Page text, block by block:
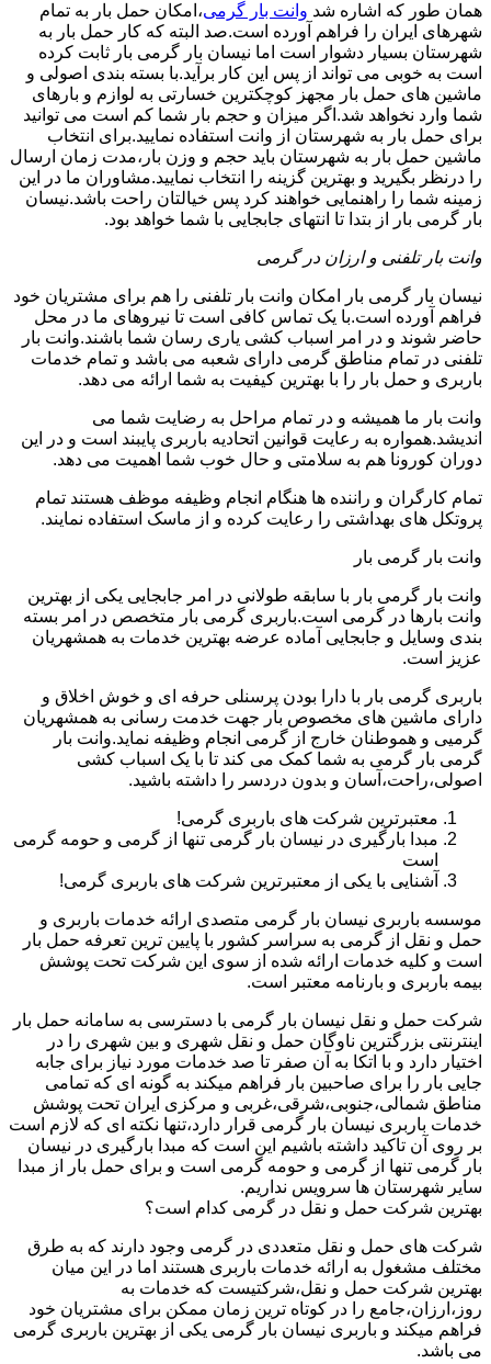
همان طور که اشاره شد وانت بار گرمی،امکان حمل بار به تمام
شهرهای ایران را فراهم آورده است.صد البته که کار حمل بار به
شهرستان بسیار دشوار است اما نیسان بار گرمی بار ثابت کرده
است به خوبی می تواند از پس این کار برآید.با بسته بندی اصولی و
ماشین های حمل بار مجهز کوچکترین خسارتی به لوازم و بارهای
شما وارد نخواهد شد.اگر میزان و حجم بار شما کم است می توانید
برای حمل بار به شهرستان از وانت استفاده نمایید.برای انتخاب
ماشین حمل بار به شهرستان باید حجم و وزن بار،مدت زمان ارسال
را درنظر بگیرید و بهترین گزینه را انتخاب نمایید.مشاوران ما در این
زمینه شما را راهنمایی خواهند کرد پس خیالتان راحت باشد.نیسان
بار گرمی بار از بتدا تا انتهای جابجایی با شما خواهد بود.
وانت بار تلفنی و ارزان در گرمی
نیسان بار گرمی بار امکان وانت بار تلفنی را هم برای مشتریان خود
فراهم آورده است.با یک تماس کافی است تا نیروهای ما در محل
حاضر شوند و در امر اسباب کشی یاری رسان شما باشند.وانت بار
تلفنی در تمام مناطق گرمی دارای شعبه می باشد و تمام خدمات
باربری و حمل بار را با بهترین کیفیت به شما ارائه می دهد.
وانت بار ما همیشه و در تمام مراحل به رضایت شما می
اندیشد.همواره به رعایت قوانین اتحادیه باربری پایبند است و در این
دوران کورونا هم به سلامتی و حال خوب شما اهمیت می دهد.
تمام کارگران و راننده ها هنگام انجام وظیفه موظف هستند تمام
پروتکل های بهداشتی را رعایت کرده و از ماسک استفاده نمایند.
وانت بار گرمی بار
وانت بار گرمی بار با سابقه طولانی در امر جابجایی یکی از بهترین
وانت بارها در گرمی است.باربری گرمی بار متخصص در امر بسته
بندی وسایل و جابجایی آماده عرضه بهترین خدمات به همشهریان
عزیز است.
باربری گرمی بار با دارا بودن پرسنلی حرفه ای و خوش اخلاق و
دارای ماشین های مخصوص بار جهت خدمت رسانی به همشهریان
گرمیی و هموطنان خارج از گرمی انجام وظیفه نماید.وانت بار
گرمی بار گرمی به شما کمک می کند تا با یک اسباب کشی
اصولی،راحت،آسان و بدون دردسر را داشته باشید.
معتبرترین شرکت های باربری گرمی!
مبدا بارگیری در نیسان بار گرمی تنها از گرمی و حومه گرمی
است
آشنایی با یکی از معتبرترین شرکت های باربری گرمی!
موسسه باربری نیسان بار گرمی متصدی ارائه خدمات باربری و
حمل و نقل از گرمی به سراسر کشور با پایین ترین تعرفه حمل بار
است و کلیه خدمات ارائه شده از سوی این شرکت تحت پوشش
بیمه باربری و بارنامه معتبر است.
شرکت حمل و نقل نیسان بار گرمی با دسترسی به سامانه حمل بار
اینترنتی بزرگترین ناوگان حمل و نقل شهری و بین شهری را در
اختیار دارد و با اتکا به آن صفر تا صد خدمات مورد نیاز برای جابه
جایی بار را برای صاحبین بار فراهم میکند به گونه ای که تمامی
مناطق شمالی،جنوبی،شرقی،غربی و مرکزی ایران تحت پوشش
خدمات باربری نیسان بار گرمی قرار دارد،تنها نکته ای که لازم است
بر روی آن تاکید داشته باشیم این است که مبدا بارگیری در نیسان
بار گرمی تنها از گرمی و حومه گرمی است و برای حمل بار از مبدا
سایر شهرستان ها سرویس نداریم.
بهترین شرکت حمل و نقل در گرمی کدام است؟
شرکت های حمل و نقل متعددی در گرمی وجود دارند که به طرق
مختلف مشغول به ارائه خدمات باربری هستند اما در این میان
بهترین شرکت حمل و نقل،شرکتیست که خدمات به
روز،ارزان،جامع را در کوتاه ترین زمان ممکن برای مشتریان خود
فراهم میکند و باربری نیسان بار گرمی یکی از بهترین باربری گرمی
می باشد.